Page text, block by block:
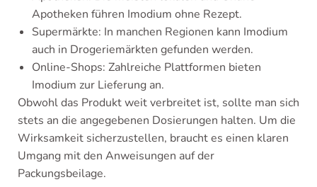
Apotheken führen Imodium ohne Rezept.
Supermärkte: In manchen Regionen kann Imodium
auch in Drogeriemärkten gefunden werden.
Online-Shops: Zahlreiche Plattformen bieten
Imodium zur Lieferung an.
Obwohl das Produkt weit verbreitet ist, sollte man sich
stets an die angegebenen Dosierungen halten. Um die
Wirksamkeit sicherzustellen, braucht es einen klaren
Umgang mit den Anweisungen auf der
Packungsbeilage.